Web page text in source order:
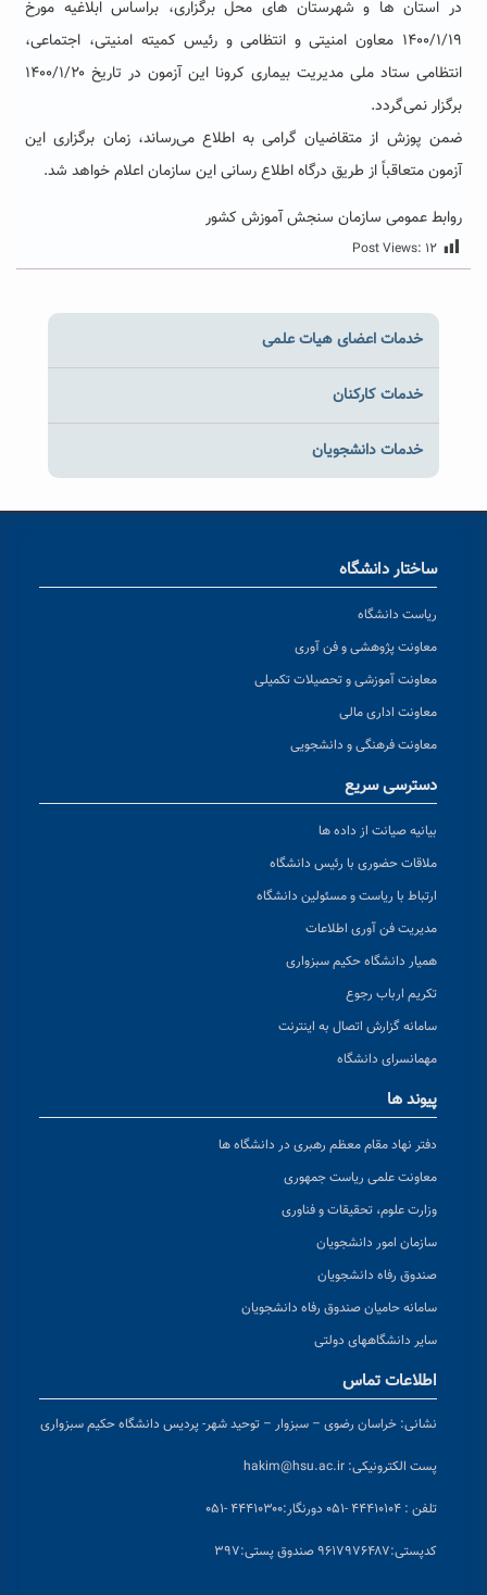
در استان ها و شهرستان های محل برگزاری، براساس ابلاغیه مورخ
۱۴۰۰/۱/۱۹ معاون امنیتی و انتظامی و رئیس کمیته امنیتی، اجتماعی،
انتظامی ستاد ملی مدیریت بیماری کرونا این آزمون در تاریخ ۱۴۰۰/۱/۲۰
برگزار نمی‌گردد.
ضمن پوزش از متقاضیان گرامی به اطلاع می‌رساند، زمان برگزاری این
آزمون متعاقباً از طریق درگاه اطلاع رسانی این سازمان اعلام خواهد شد.
روابط عمومی سازمان سنجش آموزش کشور
Post Views: ۱۲
خدمات اعضای هیات علمی
خدمات کارکنان
خدمات دانشجویان
ساختار دانشگاه
ریاست دانشگاه
معاونت پژوهشی و فن آوری
معاونت آموزشی و تحصیلات تکمیلی
معاونت اداری مالی
معاونت فرهنگی و دانشجویی
دسترسی سریع
بیانیه صیانت از داده ها
ملاقات حضوری با رئیس دانشگاه
ارتباط با ریاست و مسئولین دانشگاه
مدیریت فن آوری اطلاعات
همیار دانشگاه حکیم سبزواری
تکریم ارباب رجوع
سامانه گزارش اتصال به اینترنت
مهمانسرای دانشگاه
پیوند ها
دفتر نهاد مقام معظم رهبری در دانشگاه ها
معاونت علمی ریاست جمهوری
وزارت علوم، تحقیقات و فناوری
سازمان امور دانشجویان
صندوق رفاه دانشجویان
سامانه حامیان صندوق رفاه دانشجویان
سایر دانشگاههای دولتی
اطلاعات تماس
نشانی: خراسان رضوی – سبزوار – توحید شهر- پردیس دانشگاه حکیم سبزواری
پست الکترونیکی: hakim@hsu.ac.ir
تلفن : ۴۴۴۱۰۱۰۴ -۰۵۱ دورنگار:۴۴۴۱۰۳۰۰ -۰۵۱
کدپستی:۹۶۱۷۹۷۶۴۸۷ صندوق پستی:۳۹۷